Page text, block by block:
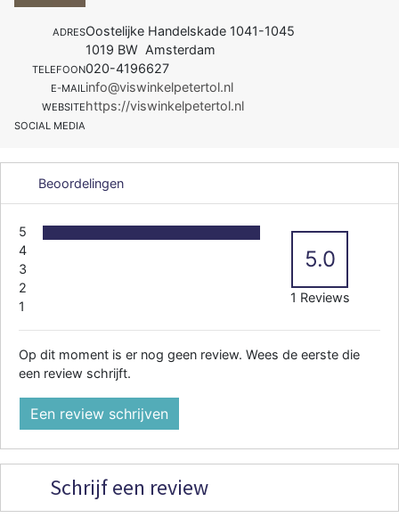
ADRESOostelijke Handelskade 1041-1045
1019 BW Amsterdam
TELEFOON020-4196627
E-MAILinfo@viswinkelpetertol.nl
WEBSITEhttps://viswinkelpetertol.nl
SOCIAL MEDIA
Beoordelingen
5
4
3
2
1
5.0
1 Reviews
Op dit moment is er nog geen review. Wees de eerste die
een review schrijft.
Een review schrijven
Schrijf een review